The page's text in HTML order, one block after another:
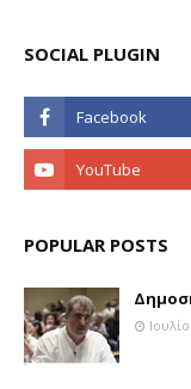
SOCIAL PLUGIN
POPULAR POSTS